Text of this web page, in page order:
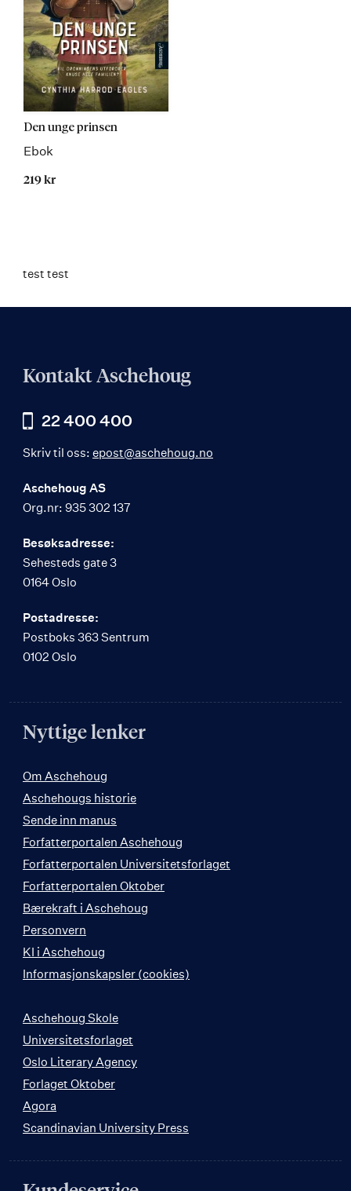
Den unge prinsen
Ebok
219 kr
test test
Kontakt Aschehoug
22 400 400
Skriv til oss: epost@aschehoug.no
Aschehoug AS
Org.nr: 935 302 137
Besøksadresse:
Sehesteds gate 3
0164 Oslo
Postadresse:
Postboks 363 Sentrum
0102 Oslo
Nyttige lenker
Om Aschehoug
Aschehougs historie
Sende inn manus
Forfatterportalen Aschehoug
Forfatterportalen Universitetsforlaget
Forfatterportalen Oktober
Bærekraft i Aschehoug
Personvern
KI i Aschehoug
Informasjonskapsler (cookies)
Aschehoug Skole
Universitetsforlaget
Oslo Literary Agency
Forlaget Oktober
Agora
Scandinavian University Press